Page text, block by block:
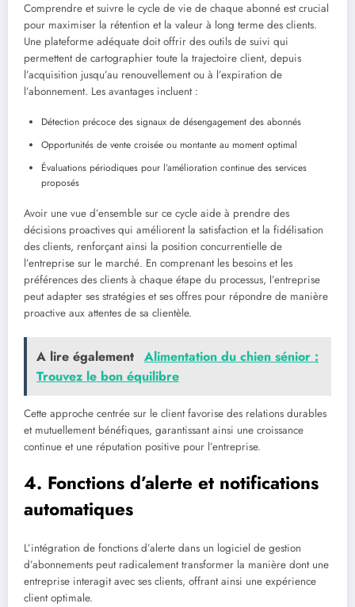
Comprendre et suivre le cycle de vie de chaque abonné est crucial
pour maximiser la rétention et la valeur à long terme des clients.
Une plateforme adéquate doit offrir des outils de suivi qui
permettent de cartographier toute la trajectoire client, depuis
l’acquisition jusqu’au renouvellement ou à l’expiration de
l’abonnement. Les avantages incluent :
Détection précoce des signaux de désengagement des abonnés
Opportunités de vente croisée ou montante au moment optimal
Évaluations périodiques pour l’amélioration continue des services
proposés
Avoir une vue d’ensemble sur ce cycle aide à prendre des
décisions proactives qui améliorent la satisfaction et la fidélisation
des clients, renforçant ainsi la position concurrentielle de
l’entreprise sur le marché. En comprenant les besoins et les
préférences des clients à chaque étape du processus, l’entreprise
peut adapter ses stratégies et ses offres pour répondre de manière
proactive aux attentes de sa clientèle.
A lire également Alimentation du chien sénior :
Trouvez le bon équilibre
Cette approche centrée sur le client favorise des relations durables
et mutuellement bénéfiques, garantissant ainsi une croissance
continue et une réputation positive pour l’entreprise.
4. Fonctions d’alerte et notifications
automatiques
L’intégration de fonctions d’alerte dans un logiciel de gestion
d’abonnements peut radicalement transformer la manière dont une
entreprise interagit avec ses clients, offrant ainsi une expérience
client optimale.